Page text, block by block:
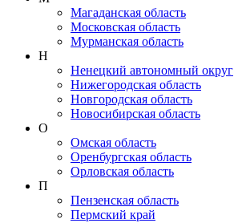
Магаданская область
Московская область
Мурманская область
Н
Ненецкий автономный округ
Нижегородская область
Новгородская область
Новосибирская область
О
Омская область
Оренбургская область
Орловская область
П
Пензенская область
Пермский край